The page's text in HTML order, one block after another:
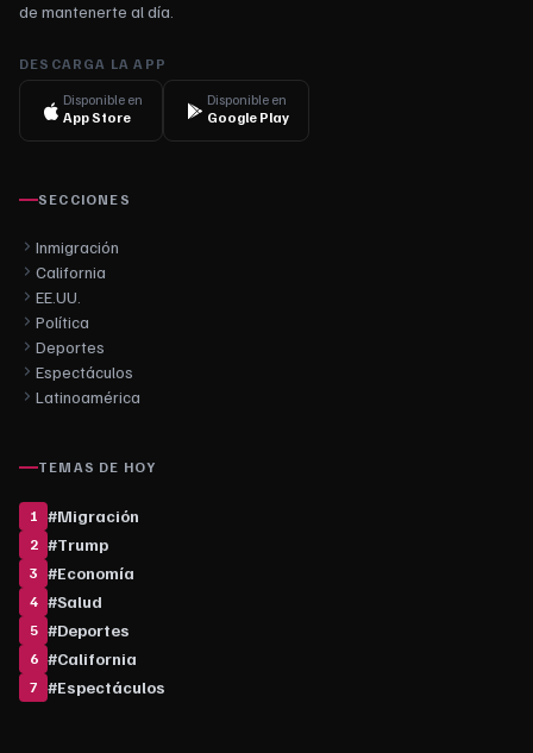
de mantenerte al día.
DESCARGA LA APP
Disponible en
App Store
Disponible en
Google Play
SECCIONES
Inmigración
California
EE.UU.
Política
Deportes
Espectáculos
Latinoamérica
TEMAS DE HOY
1 #Migración
2 #Trump
3 #Economía
4 #Salud
5 #Deportes
6 #California
7 #Espectáculos